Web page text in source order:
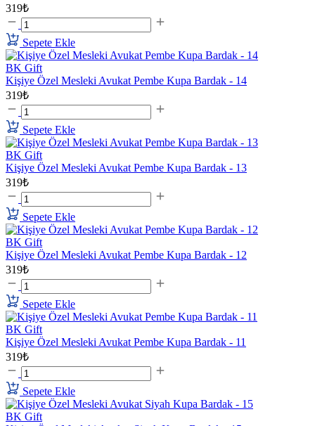
319₺
Sepete Ekle
BK Gift
Kişiye Özel Mesleki Avukat Pembe Kupa Bardak - 14
319₺
Sepete Ekle
BK Gift
Kişiye Özel Mesleki Avukat Pembe Kupa Bardak - 13
319₺
Sepete Ekle
BK Gift
Kişiye Özel Mesleki Avukat Pembe Kupa Bardak - 12
319₺
Sepete Ekle
BK Gift
Kişiye Özel Mesleki Avukat Pembe Kupa Bardak - 11
319₺
Sepete Ekle
BK Gift